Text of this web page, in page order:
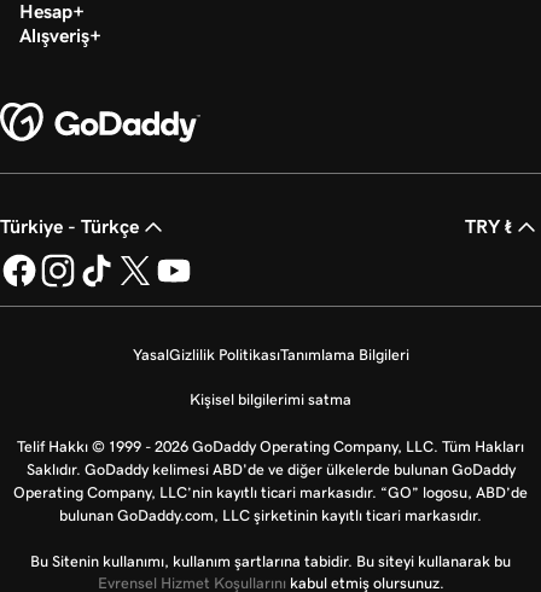
Hesap
Alışveriş
Türkiye - Türkçe TRY ₺
YasalGizlilik PolitikasıTanımlama Bilgileri
Kişisel bilgilerimi satma
Telif Hakkı © 1999 - 2026 GoDaddy Operating Company, LLC. Tüm Hakları
Saklıdır. GoDaddy kelimesi ABD'de ve diğer ülkelerde bulunan GoDaddy
Operating Company, LLC’nin kayıtlı ticari markasıdır. “GO” logosu, ABD’de
bulunan GoDaddy.com, LLC şirketinin kayıtlı ticari markasıdır.
Bu Sitenin kullanımı, kullanım şartlarına tabidir. Bu siteyi kullanarak bu
Evrensel Hizmet Koşullarını kabul etmiş olursunuz.